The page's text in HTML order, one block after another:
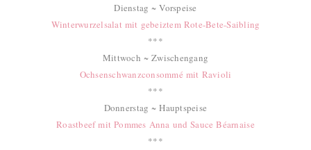
Dienstag ~ Vorspeise
Winterwurzelsalat mit gebeiztem Rote-Bete-Saibling
***
Mittwoch ~ Zwischengang
Ochsenschwanzconsommé mit Ravioli
***
Donnerstag ~ Hauptspeise
Roastbeef mit Pommes Anna und Sauce Béarnaise
***